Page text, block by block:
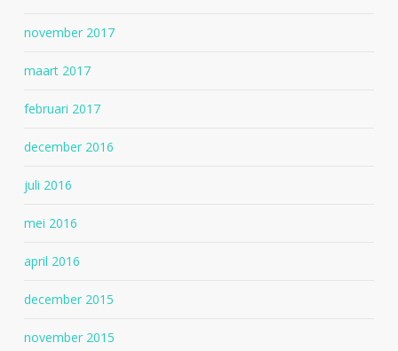
november 2017
maart 2017
februari 2017
december 2016
juli 2016
mei 2016
april 2016
december 2015
november 2015